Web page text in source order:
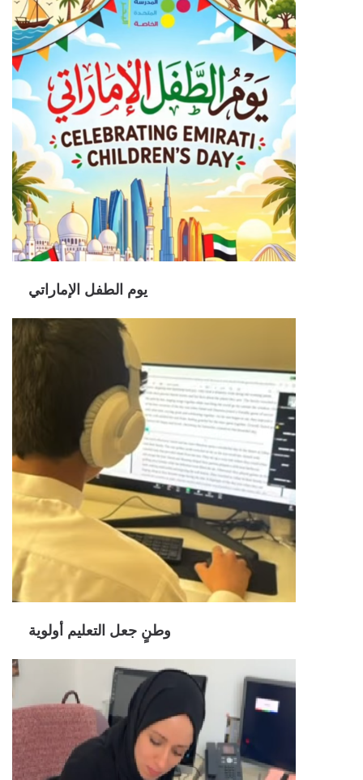
يوم الطفل الإماراتي
وطنٍ جعل التعليم أولوية